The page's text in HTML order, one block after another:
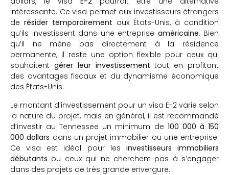
intéressante. Ce visa permet aux investisseurs étrangers
de résider temporairement aux États-Unis, à condition
qu’ils investissent dans une entreprise américaine. Bien
qu’il ne mène pas directement à la résidence
permanente, il reste une option flexible pour ceux qui
souhaitent gérer leur investissement tout en profitant
des avantages fiscaux et du dynamisme économique
des États-Unis.
Le montant d’investissement pour un visa E-2 varie selon
la nature du projet, mais en général, il est recommandé
d’investir au Tennessee un minimum de 100 000 à 150
000 dollars dans un projet immobilier ou une entreprise.
Ce visa est idéal pour les investisseurs immobiliers
débutants ou ceux qui ne cherchent pas à s’engager
dans des projets de très grande envergure.